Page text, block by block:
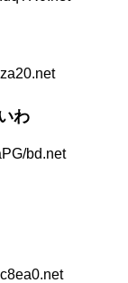
わ
bd.net